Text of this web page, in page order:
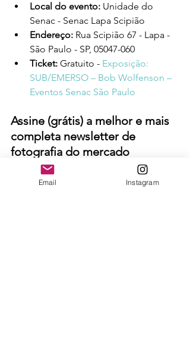
Local do evento: Unidade do
Senac - Senac Lapa Scipião
Endereço: Rua Scipião 67 - Lapa -
São Paulo - SP, 05047-060
Ticket: Gratuito - Exposição:
SUB/EMERSO – Bob Wolfenson –
Eventos Senac São Paulo
Assine (grátis) a melhor e mais
completa newsletter de
fotografia do mercado
fotográfico >>>
Spotlink -
Newsletter
Email Instagram